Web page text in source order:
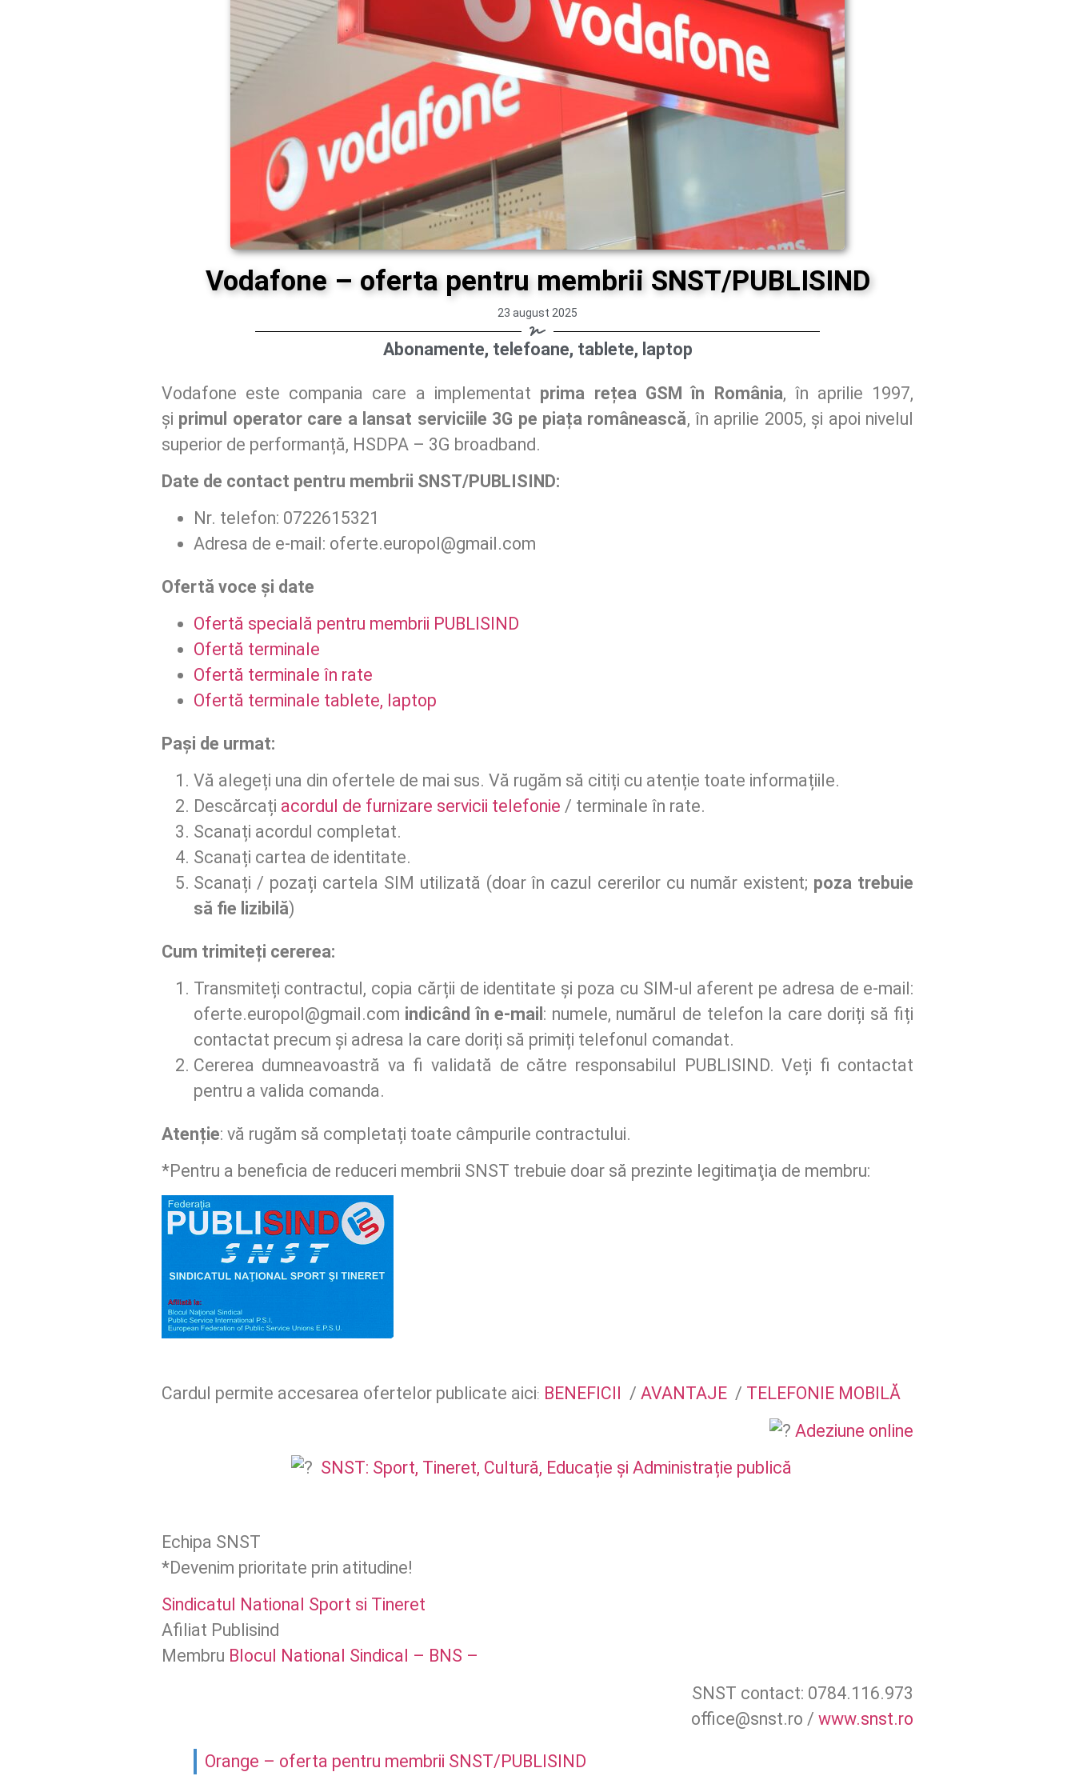
Vodafone – oferta pentru membrii SNST/PUBLISIND
23 august 2025
Abonamente, telefoane, tablete, laptop
Vodafone este compania care a implementat prima rețea GSM în România, în aprilie 1997,
și primul operator care a lansat serviciile 3G pe piața românească, în aprilie 2005, și apoi nivelul
superior de performanță, HSDPA – 3G broadband.
Date de contact pentru membrii SNST/PUBLISIND:
Nr. telefon: 0722615321
Adresa de e-mail: oferte.europol@gmail.com
Ofertă voce și date
Ofertă specială pentru membrii PUBLISIND
Ofertă terminale
Ofertă terminale în rate
Ofertă terminale tablete, laptop
Pași de urmat:
Vă alegeți una din ofertele de mai sus. Vă rugăm să citiți cu atenție toate informațiile.
Descărcați acordul de furnizare servicii telefonie / terminale în rate.
Scanați acordul completat.
Scanați cartea de identitate.
Scanați / pozați cartela SIM utilizată (doar în cazul cererilor cu număr existent; poza trebuie
să fie lizibilă)
Cum trimiteți cererea:
Transmiteți contractul, copia cărții de identitate și poza cu SIM-ul aferent pe adresa de e-mail:
oferte.europol@gmail.com indicând în e-mail : numele, numărul de telefon la care doriți să fiți
contactat precum și adresa la care doriți să primiți telefonul comandat.
Cererea dumneavoastră va fi validată de către responsabilul PUBLISIND. Veți fi contactat
pentru a valida comanda.
Atenție: vă rugăm să completați toate câmpurile contractului.
*Pentru a beneficia de reduceri membrii SNST trebuie doar să prezinte legitimaţia de membru:
Cardul permite accesarea ofertelor publicate aici: BENEFICII / AVANTAJE/ TELEFONIE MOBILĂ
Adeziune online
SNST: Sport, Tineret, Cultură, Educație și Administrație publică
Echipa SNST
*Devenim prioritate prin atitudine!
Sindicatul National Sport si Tineret
Afiliat Publisind
Membru Blocul National Sindical – BNS –
SNST contact: 0784.116.973
office@snst.ro /www.snst.ro
Orange – oferta pentru membrii SNST/PUBLISIND